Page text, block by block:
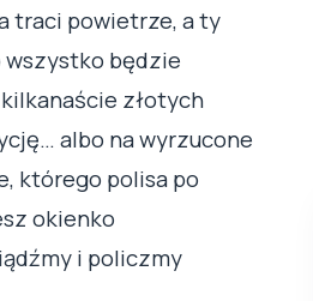
traci powietrze, a ty
wszystko będzie
złotych
albo na wyrzucone
którego polisa po
okienko
i policzmy